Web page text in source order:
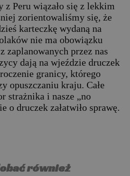
z Peru wiązało się z lekkim
zorientowaliśmy się, że
karteczkę wydaną na
nie ma obowiązku
zaplanowanych przez nas
dają na wjeździe druczek
granicy, którego
opuszczaniu kraju. Całe
strażnika i nasze „no
o druczek załatwiło sprawę.
również